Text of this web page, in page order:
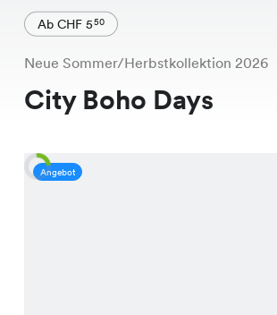
Ab CHF 550
Neue Sommer/Herbstkollektion 2026
City Boho Days
Angebot